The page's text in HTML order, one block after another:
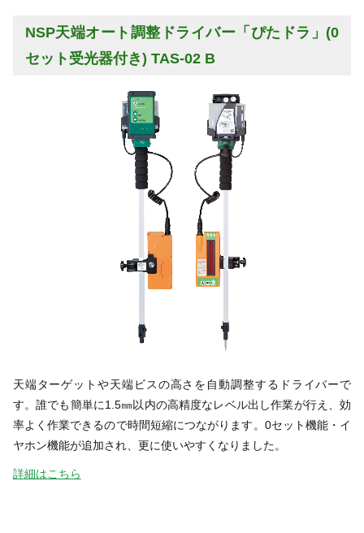
NSP天端オート調整ドライバー「ぴたドラ」(0
セット受光器付き) TAS-02 B
天端ターゲットや天端ビスの高さを自動調整するドライバーで
す。誰でも簡単に1.5㎜以内の高精度なレベル出し作業が行え、効
率よく作業できるので時間短縮につながります。0セット機能・イ
ヤホン機能が追加され、更に使いやすくなりました。
詳細はこちら